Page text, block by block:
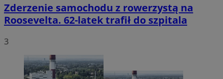
Zderzenie samochodu z rowerzystą na
Roosevelta. 62-latek trafił do szpitala
3